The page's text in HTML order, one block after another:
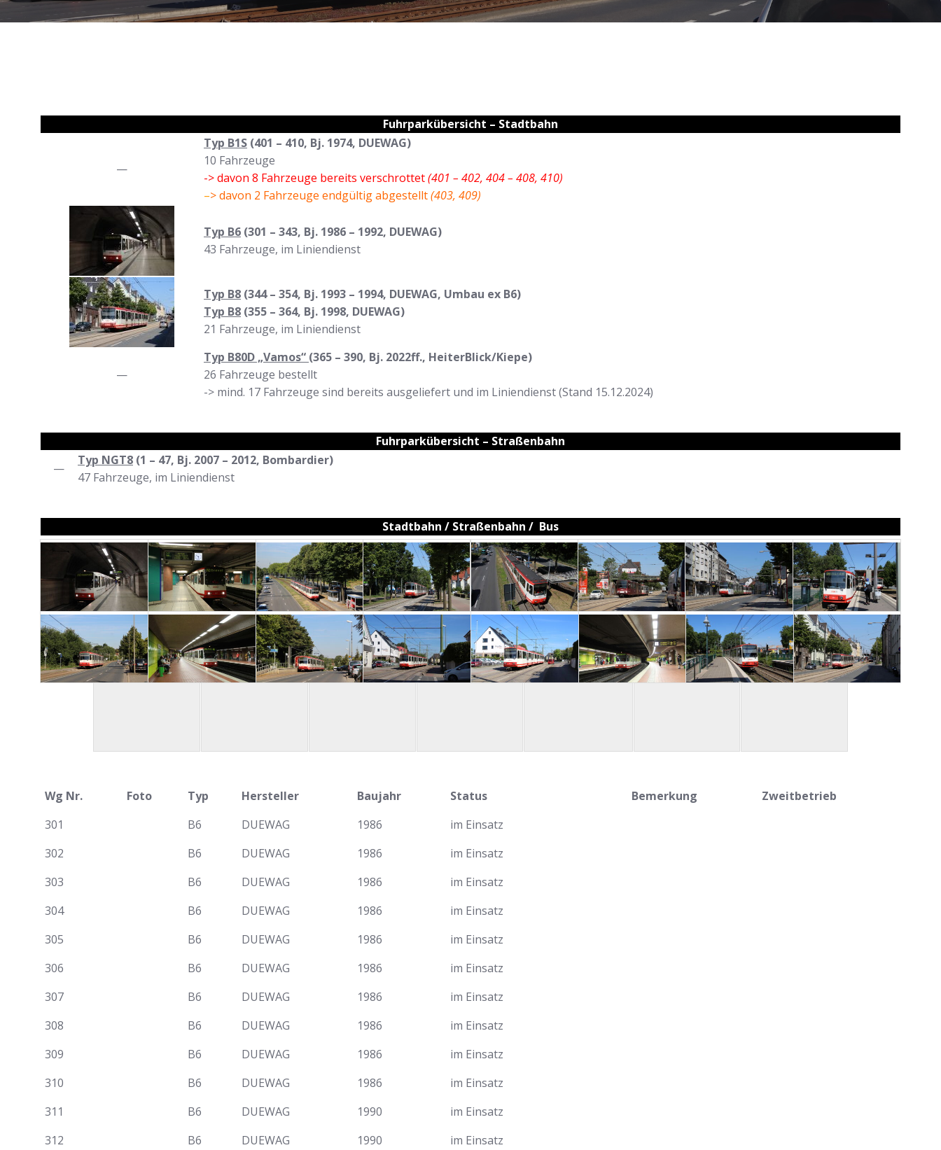
Fuhrparkübersicht – Stadtbahn
—
Typ B1S (401 – 410, Bj. 1974, DUEWAG)
10 Fahrzeuge
-> davon 8 Fahrzeuge bereits verschrottet(401 – 402, 404 – 408, 410)
–> davon 2 Fahrzeuge endgültig abgestellt(403, 409)
Typ B6 (301 – 343, Bj. 1986 – 1992, DUEWAG)
43 Fahrzeuge, im Liniendienst
Typ B8 (344 – 354, Bj. 1993 – 1994, DUEWAG, Umbau ex B6)
Typ B8 (355 – 364, Bj. 1998, DUEWAG)
21 Fahrzeuge, im Liniendienst
—
Typ B80D „Vamos“ (365 – 390, Bj. 2022ff., HeiterBlick/Kiepe)
26 Fahrzeuge bestellt
-> mind. 17 Fahrzeuge sind bereits ausgeliefert und im Liniendienst (Stand 15.12.2024)
Fuhrparkübersicht – Straßenbahn
—
Typ NGT8 (1 – 47, Bj. 2007 – 2012, Bombardier)
47 Fahrzeuge, im Liniendienst
Stadtbahn / Straßenbahn / Bus
Wg Nr. Foto Typ Hersteller Baujahr Status Bemerkung
Zweitbetrieb
301
B6 DUEWAG 1986
im Einsatz
302
B6 DUEWAG 1986
im Einsatz
303
B6 DUEWAG 1986
im Einsatz
304
B6 DUEWAG 1986
im Einsatz
305
B6 DUEWAG 1986
im Einsatz
306
B6 DUEWAG 1986
im Einsatz
307
B6 DUEWAG 1986
im Einsatz
308
B6 DUEWAG 1986
im Einsatz
309
B6 DUEWAG 1986
im Einsatz
310
B6 DUEWAG 1986
im Einsatz
311
B6 DUEWAG 1990
im Einsatz
312
B6 DUEWAG 1990
im Einsatz